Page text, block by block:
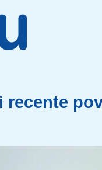
recente